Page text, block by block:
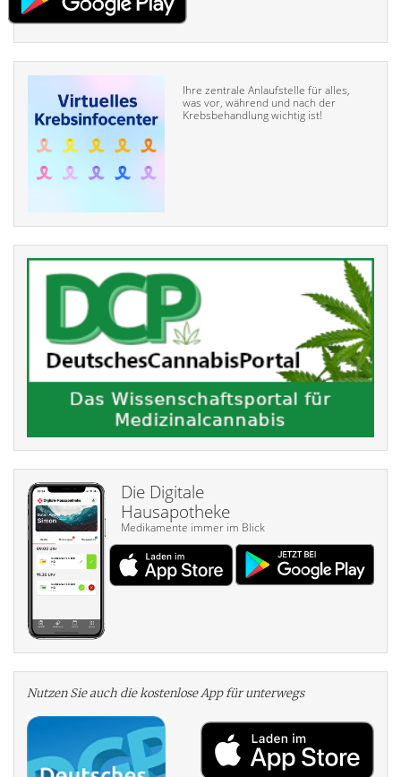
Ihre zentrale Anlaufstelle für alles,
was vor, während und nach der
Krebsbehandlung wichtig ist!
Die Digitale
Hausapotheke
Medikamente immer im Blick
Nutzen Sie auch die kosten­lose App für unterwegs